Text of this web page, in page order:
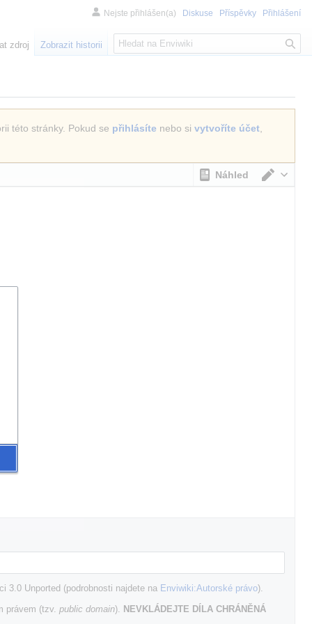
této stránky. Pokud se přihlásíte nebo si vytvoříte účet,
Náhled
3.0 Unported (podrobnosti najdete na Enviwiki:Autorské právo).
právem (tzv. public domain). NEVKLÁDEJTE DÍLA CHRÁNĚNÁ
Nejste přihlášen(a) Diskuse Příspěvky Přihlášení
zdroj Zobrazit historii
H
l
á
í